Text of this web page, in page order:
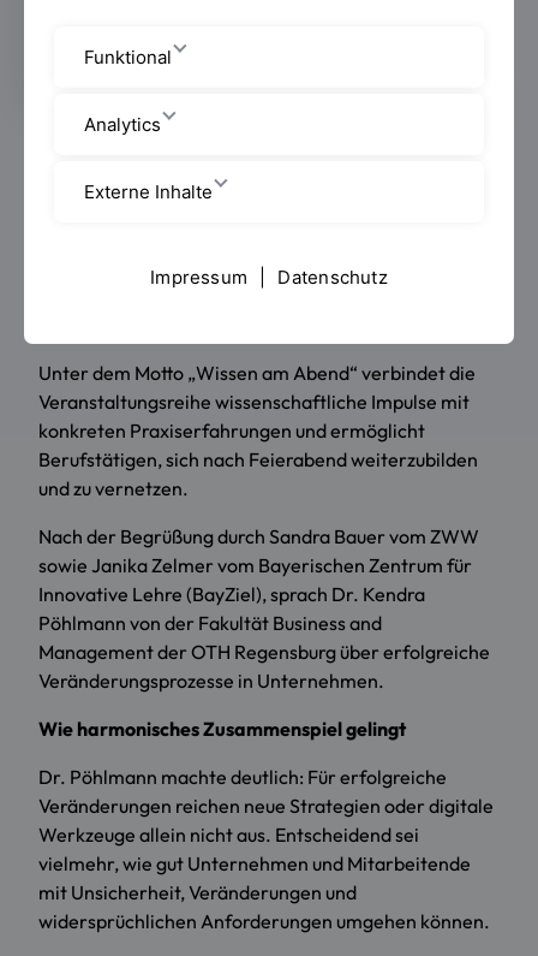
und Praxis kamen dazu am 8. Mai 2026 an die
Transformationskompetenz – Der Schlüssel zu
erfolgreicher Unternehmensentwicklung“
Unter dem Motto „Wissen am Abend“ verbindet die
Veranstaltungsreihe wissenschaftliche Impulse mit
konkreten Praxiserfahrungen und ermöglicht
Berufstätigen, sich nach Feierabend weiterzubilden
und zu vernetzen.
Nach der Begrüßung durch Sandra Bauer vom ZWW
sowie Janika Zelmer vom Bayerischen Zentrum für
Innovative Lehre (BayZiel), sprach Dr. Kendra
Pöhlmann von der Fakultät Business and
Management der OTH Regensburg über erfolgreiche
Veränderungsprozesse in Unternehmen.
Wie harmonisches Zusammenspiel gelingt
Dr. Pöhlmann machte deutlich: Für erfolgreiche
Veränderungen reichen neue Strategien oder digitale
Werkzeuge allein nicht aus. Entscheidend sei
vielmehr, wie gut Unternehmen und Mitarbeitende
mit Unsicherheit, Veränderungen und
widersprüchlichen Anforderungen umgehen können.
Funktional
Analytics
Externe Inhalte
Impressum Datenschutz